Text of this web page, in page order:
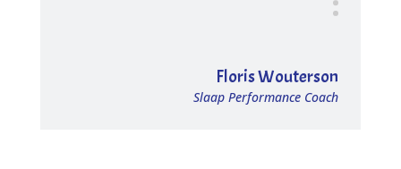
Floris Wouterson
Slaap Performance Coach